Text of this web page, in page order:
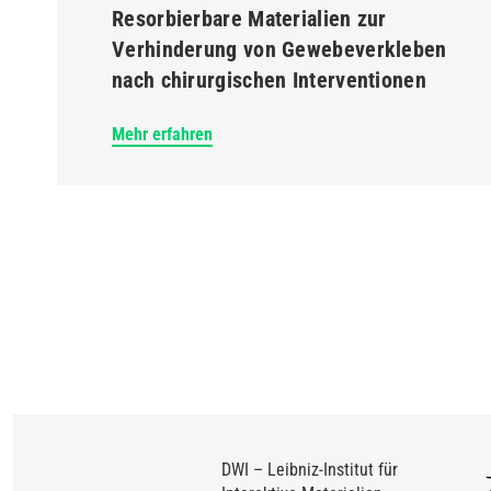
Resorbierbare Materialien zur
Verhinderung von Gewebeverkleben
nach chirurgischen Interventionen
Mehr erfahren
DWI – Leibniz-Institut für